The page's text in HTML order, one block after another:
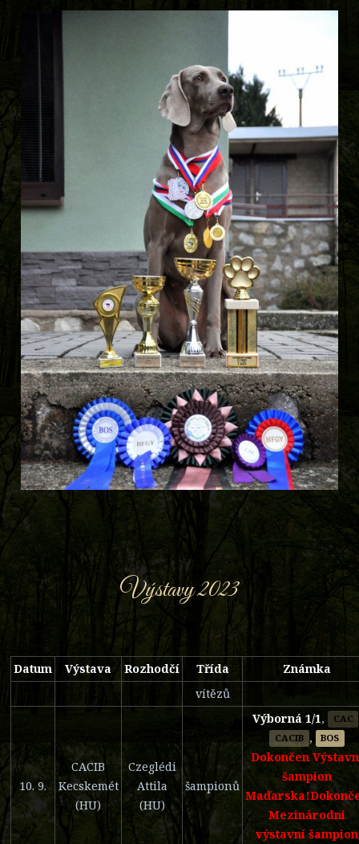
Výstavy 2023
Datum Výstava Rozhodčí Třída
Známka
vítězů
10. 9.
CACIB
Kecskemét
(HU)
Czeglédi
Attila
(HU)
šampionů
Výborná 1/1, CAC
CACIB , BOS
Dokončen
šampion
Mezinárodní
výstavní šampion